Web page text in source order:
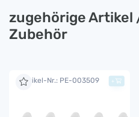
zugehörige
Zubehör
Artikel-Nr.: PE-003509 +